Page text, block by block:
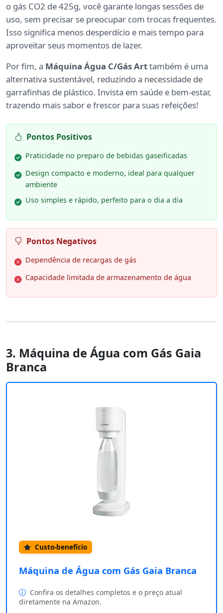
o gás CO2 de 425g, você garante longas sessões de
uso, sem precisar se preocupar com trocas frequentes.
Isso significa menos desperdício e mais tempo para
aproveitar seus momentos de lazer.
Por fim, a Máquina Água C/Gás Arttambém é uma
alternativa sustentável, reduzindo a necessidade de
garrafinhas de plástico. Invista em saúde e bem-estar,
trazendo mais sabor e frescor para suas refeições!
Pontos Positivos
Praticidade no preparo de bebidas gaseificadas
Design compacto e moderno, ideal para qualquer
ambiente
Uso simples e rápido, perfeito para o dia a dia
Pontos Negativos
Dependência de recargas de gás
Capacidade limitada de armazenamento de água
3. Máquina de Água com Gás Gaia
Branca
Custo-benefício
Máquina de Água com Gás Gaia Branca
Confira os detalhes completos e o preço atual
diretamente na Amazon.